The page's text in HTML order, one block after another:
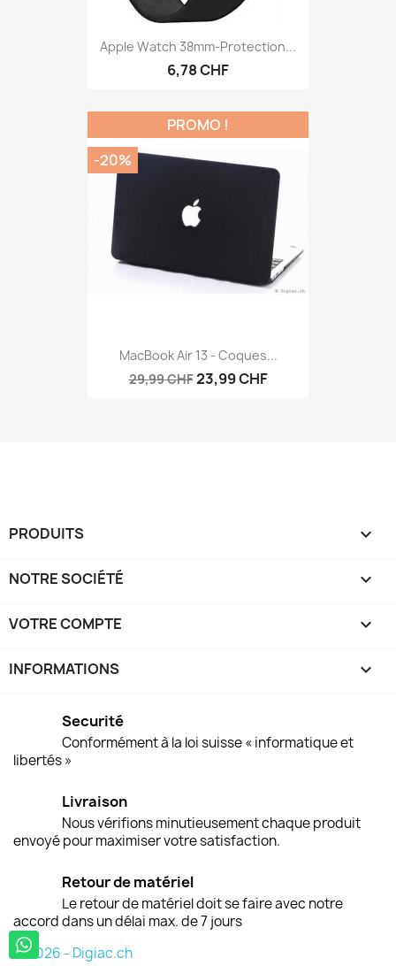
Apple Watch 38mm-Protection...
6,78 CHF
MacBook Air 13 - Coques...
29,99 CHF23,99 CHF
PROMO !
-20%
PRODUITS 
NOTRE SOCIÉTÉ 
VOTRE COMPTE 
INFORMATIONS keyboard_arrow_down
Securité
Conformément à la loi suisse « informatique et
libertés »
Livraison
Nous vérifions minutieusement chaque produit
envoyé pour maximiser votre satisfaction.
Retour de matériel
Le retour de matériel doit se faire avec notre
accord dans un délai max. de 7 jours
© 2026 - Digiac.ch